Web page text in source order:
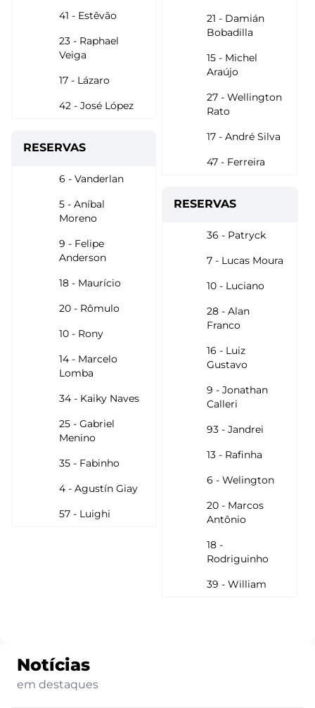
41 - Estêvão
23 - Raphael
Veiga
17 - Lázaro
42 - José López
RESERVAS
6 - Vanderlan
5 - Aníbal
Moreno
9 - Felipe
Anderson
18 - Maurício
20 - Rômulo
10 - Rony
14 - Marcelo
Lomba
34 - Kaiky Naves
25 - Gabriel
Menino
35 - Fabinho
4 - Agustín Giay
57 - Luighi
21 - Damián
Bobadilla
15 - Michel
Araújo
27 - Wellington
Rato
17 - André Silva
47 - Ferreira
RESERVAS
36 - Patryck
7 - Lucas Moura
10 - Luciano
28 - Alan
Franco
16 - Luiz
Gustavo
9 - Jonathan
Calleri
93 - Jandrei
13 - Rafinha
6 - Welington
20 - Marcos
Antônio
18 -
Rodriguinho
39 - William
Notícias
em destaques